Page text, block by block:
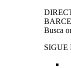
Busca
SIGUE